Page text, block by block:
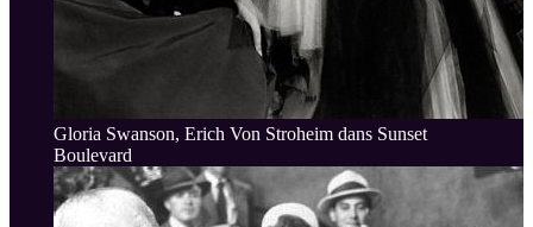
Gloria Swanson, Erich Von Stroheim dans Sunset
Boulevard